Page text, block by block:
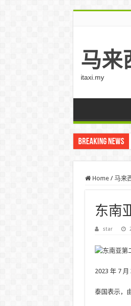
马来
itaxi.my
Breaking News
Home / 马来
东南
star
2023 年 7
泰国表示，